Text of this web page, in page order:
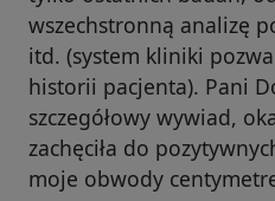
wszechstronną analizę
itd. (system kliniki
historii pacjenta). Pani
szczegółowy wywiad,
zachęciła do
moje obwody